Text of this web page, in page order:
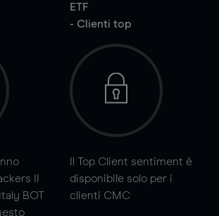
II
BOT
ETF
- Clienti top
Il Top Client sentiment è
disponibile solo per i
clienti CMC